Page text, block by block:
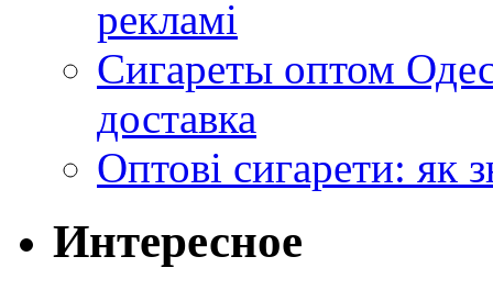
рекламі
Сигареты оптом
доставка
Оптові сигарети: як
Интересное